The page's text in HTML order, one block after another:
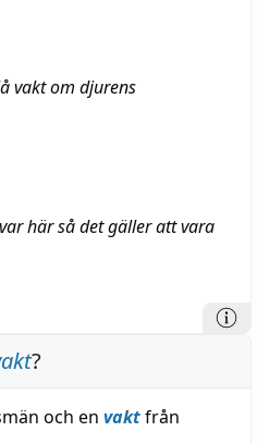
vakt om djurens
här så det gäller att vara
?
och en vaktfrån